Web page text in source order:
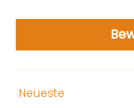
Sort by